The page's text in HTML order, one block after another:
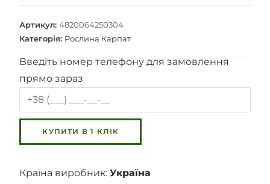
Артикул:4820064250304
Категорія: Рослина Карпат
Введіть номер телефону для замовлення
прямо зараз
Країна виробник:Україна